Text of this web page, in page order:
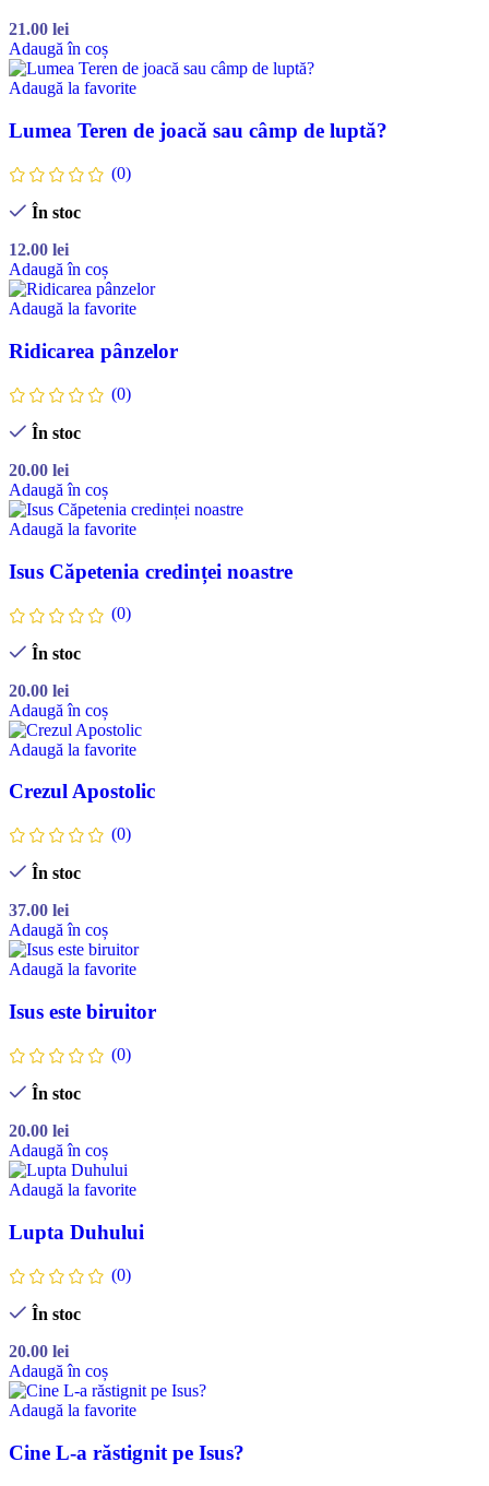
21.00 lei
Adaugă în coș
Adaugă la favorite
Lumea Teren de joacă sau câmp de luptă?
(0)
În stoc
12.00 lei
Adaugă în coș
Adaugă la favorite
Ridicarea pânzelor
(0)
În stoc
20.00 lei
Adaugă în coș
Adaugă la favorite
Isus Căpetenia credinței noastre
(0)
În stoc
20.00 lei
Adaugă în coș
Adaugă la favorite
Crezul Apostolic
(0)
În stoc
37.00 lei
Adaugă în coș
Adaugă la favorite
Isus este biruitor
(0)
În stoc
20.00 lei
Adaugă în coș
Adaugă la favorite
Lupta Duhului
(0)
În stoc
20.00 lei
Adaugă în coș
Adaugă la favorite
Cine L-a răstignit pe Isus?